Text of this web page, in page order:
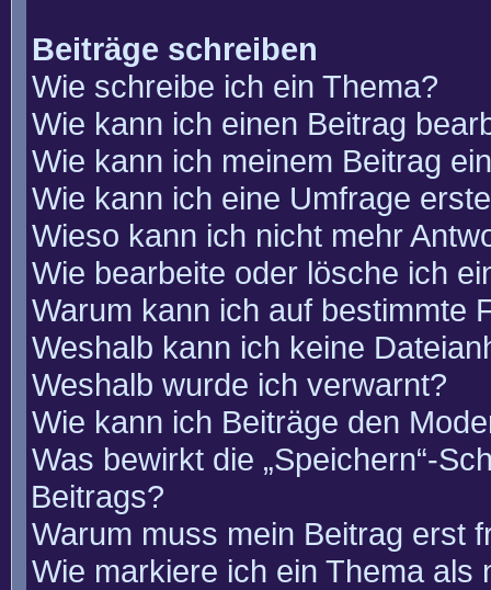
Beiträge schreiben
Wie schreibe ich ein Thema?
Wie kann ich einen Beitrag
Wie kann ich meinem Beitrag
Wie kann ich eine Umfrage
Wieso kann ich nicht mehr
Wie bearbeite oder lösche ich
Warum kann ich auf bestimmte
Weshalb kann ich keine
Weshalb wurde ich verwarnt?
Wie kann ich Beiträge den
Was bewirkt die „Speichern“-
Beitrags?
Warum muss mein Beitrag erst
Wie markiere ich ein Thema als